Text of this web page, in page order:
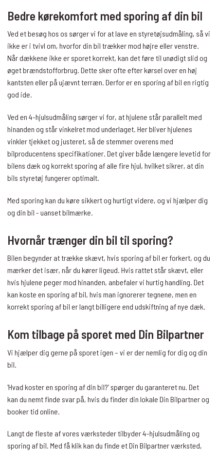
Bedre kørekomfort med sporing af din bil
Ved et besøg hos os sørger vi for at lave en styretøjsudmåling, så vi
ikke er i tvivl om, hvorfor din bil trækker mod højre eller venstre.
Når dækkene ikke er sporet korrekt, kan det føre til unødigt slid og
øget brændstofforbrug. Dette sker ofte efter kørsel over en høj
kantsten eller på ujævnt terræn. Derfor er en sporing af bil en rigtig
god ide.
Ved en 4-hjulsudmåling sørger vi for, at hjulene står parallelt med
hinanden og står vinkelret mod underlaget. Her bliver hjulenes
vinkler tjekket og justeret, så de stemmer overens med
bilproducentens specifikationer. Det giver både længere levetid for
bilens dæk og korrekt sporing af alle fire hjul, hvilket sikrer, at din
bils styretøj fungerer optimalt.
Med sporing kan du køre sikkert og hurtigt videre, og vi hjælper dig
og din bil - uanset bilmærke.
Hvornår trænger din bil til sporing?
Bilen begynder at trække skævt, hvis sporing af bil er forkert, og du
mærker det især, når du kører ligeud. Hvis rattet står skævt, eller
hvis hjulene peger mod hinanden, anbefaler vi hurtig handling. Det
kan koste en sporing af bil, hvis man ignorerer tegnene, men en
korrekt sporing af bil er langt billigere end udskiftning af nye dæk.
Kom tilbage på sporet med Din Bilpartner
Vi hjælper dig gerne på sporet igen – vi er der nemlig for dig og din
bil.
'Hvad koster en sporing af din bil?’ spørger du garanteret nu. Det
kan du nemt finde svar på, hvis du finder din lokale Din Bilpartner og
booker tid online.
Langt de fleste af vores værksteder tilbyder 4-hjulsudmåling og
sporing af bil. Med få klik kan du finde et Din Bilpartner værksted,